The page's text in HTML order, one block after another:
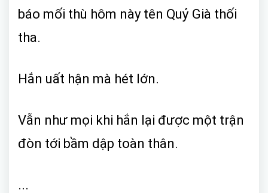
báo mối thù hôm này tên Quỷ Già thối
tha.
Hắn uất hận mà hét lớn.
Vẫn như mọi khi hắn lại được một trận
đòn tới bầm dập toàn thân.
...